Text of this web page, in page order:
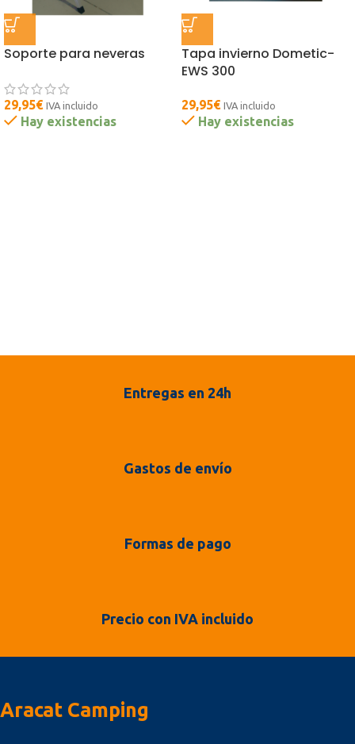
Soporte para neveras
29,95€ IVA incluido
Hay existencias
Tapa invierno Dometic-
EWS 300
29,95€ IVA incluido
Hay existencias
Entregas en 24h
Gastos de envío
Formas de pago
Precio con IVA incluido
Aracat Camping